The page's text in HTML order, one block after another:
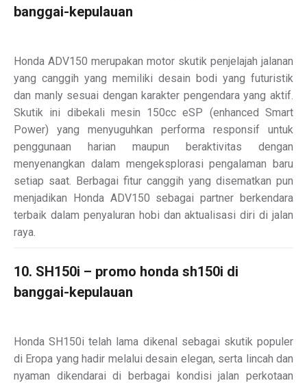
banggai-kepulauan
Honda ADV150 merupakan motor skutik penjelajah jalanan
yang canggih yang memiliki desain bodi yang futuristik
dan manly sesuai dengan karakter pengendara yang aktif.
Skutik ini dibekali mesin 150cc eSP (enhanced Smart
Power) yang menyuguhkan performa responsif untuk
penggunaan harian maupun beraktivitas dengan
menyenangkan dalam mengeksplorasi pengalaman baru
setiap saat. Berbagai fitur canggih yang disematkan pun
menjadikan Honda ADV150 sebagai partner berkendara
terbaik dalam penyaluran hobi dan aktualisasi diri di jalan
raya.
10. SH150i – promo honda sh150i di
banggai-kepulauan
Honda SH150i telah lama dikenal sebagai skutik populer
di Eropa yang hadir melalui desain elegan, serta lincah dan
nyaman dikendarai di berbagai kondisi jalan perkotaan